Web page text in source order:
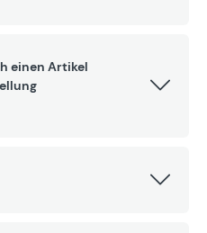
einen Artikel